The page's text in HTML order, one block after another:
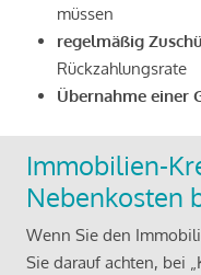
müssen
regelmäßig
Rückzahlungsrate
Übernahme einer
Immobilien-
Nebenkosten
Wenn Sie den
Sie darauf achten, bei